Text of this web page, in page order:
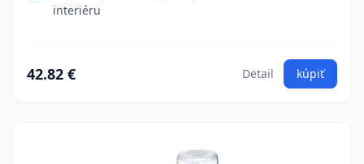
interiéru
42.82 € Detail kúpiť